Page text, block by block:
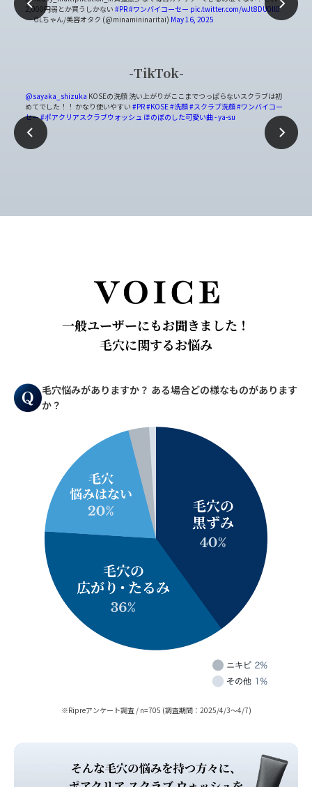
2,000円弱とか買うしかない #PR#ワンバイコーセー pic.twitter.com/wJt8DU0Il0
— OLちゃん/美容オタク (@minamininaritai) May 16, 2025
TikTok
@sayaka_shizuka KOSEの洗顔 洗い上がりがここまでつっぱらないスクラブは初
めてでした！！ かなり使いやすい #PR#KOSE#洗顔#スクラブ洗顔#ワンバイコー
セー#ポアクリアスクラブウォッシュ ほのぼのした可愛い曲 - ya-su
一般ユーザーにもお聞きました！
毛穴に関するお悩み
毛穴悩みがありますか？ ある場合どの様なものがあります
か？
※Ripreアンケート調査 / n=705 (調査期間：2025/4/3～4/7)